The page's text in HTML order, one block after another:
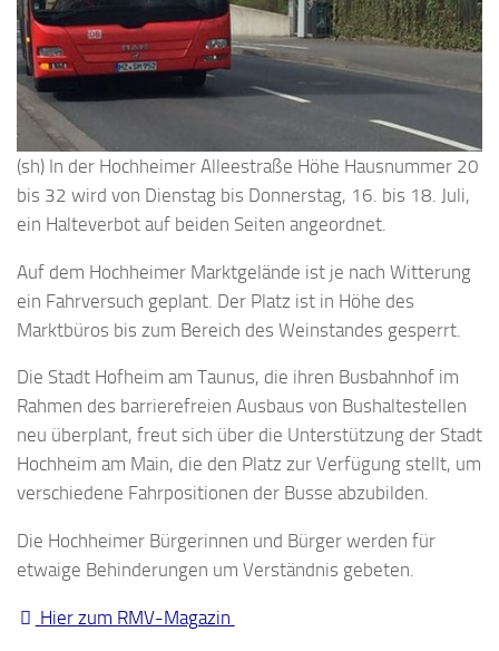
(sh) In der Hochheimer Alleestraße Höhe Hausnummer 20
bis 32 wird von Dienstag bis Donnerstag, 16. bis 18. Juli,
ein Halteverbot auf beiden Seiten angeordnet.
Auf dem Hochheimer Marktgelände ist je nach Witterung
ein Fahrversuch geplant. Der Platz ist in Höhe des
Marktbüros bis zum Bereich des Weinstandes gesperrt.
Die Stadt Hofheim am Taunus, die ihren Busbahnhof im
Rahmen des barrierefreien Ausbaus von Bushaltestellen
neu überplant, freut sich über die Unterstützung der Stadt
Hochheim am Main, die den Platz zur Verfügung stellt, um
verschiedene Fahrpositionen der Busse abzubilden.
Die Hochheimer Bürgerinnen und Bürger werden für
etwaige Behinderungen um Verständnis gebeten.
Hier zum RMV-Magazin